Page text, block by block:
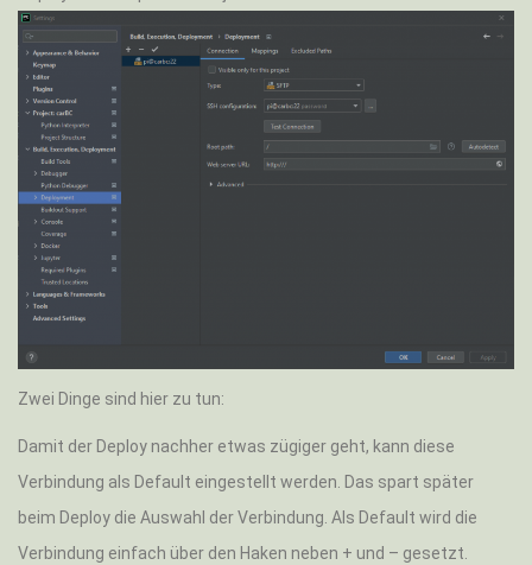
Zwei Dinge sind hier zu tun:
Damit der Deploy nachher etwas zügiger geht, kann diese
Verbindung als Default eingestellt werden. Das spart später
beim Deploy die Auswahl der Verbindung. Als Default wird die
Verbindung einfach über den Haken neben + und – gesetzt.